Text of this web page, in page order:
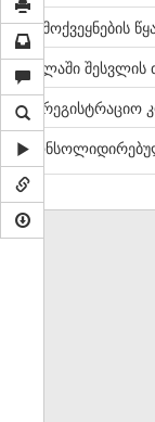
გამოქვეყნების
ძალაში შესვლის
სარეგისტრაციო